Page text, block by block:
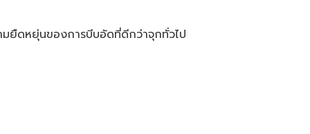
มยืดหยุ่นของการบีบอัดที่ดีกว่าจุกทั่วไป